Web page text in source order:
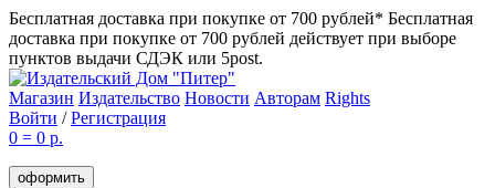
Бесплатная доставка при покупке от 700 рублей* Бесплатная
доставка при покупке от 700 рублей действует при выборе
пунктов выдачи СДЭК или 5post.
Магазин Издательство Новости Авторам Rights
Войти /Регистрация
0 = 0 р.
оформить